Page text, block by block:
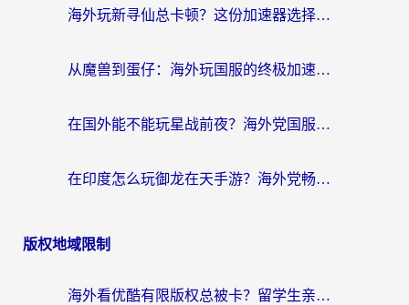
海外玩新寻仙总卡顿？这份加速器选择指南让你秒回国服流畅体验
从魔兽到蛋仔：海外玩国服的终极加速指南，找到你的专属高速通道
在国外能不能玩星战前夜？海外党国服游戏不卡顿的秘密武器在这里
在印度怎么玩御龙在天手游？海外党畅玩国服的终极生存指南
版权地域限制
海外看优酷有限版权总被卡？留学生亲测有效的回国加速器选择指南